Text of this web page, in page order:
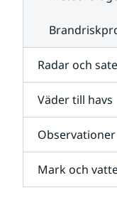
Radar och
Väder till havs
Observationer
Mark och